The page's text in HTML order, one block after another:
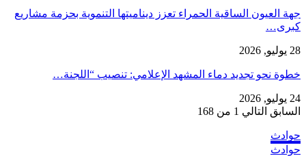
جهة العيون الساقية الحمراء تعزز ديناميتها التنموية بحزمة مشاريع
كبرى…
28 يوليو, 2026
​خطوة نحو تجديد دماء المشهد الإعلامي: تنصيب “اللجنة…
24 يوليو, 2026
السابق التالي 1 من 168
حوادث
حوادث